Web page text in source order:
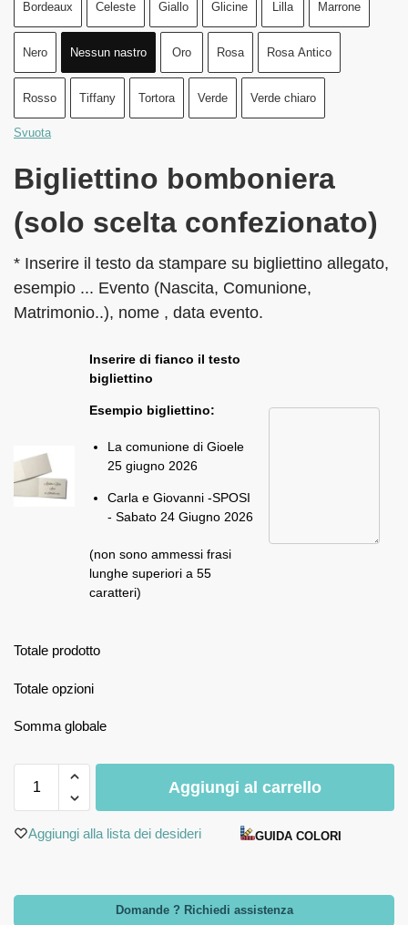
Bordeaux Celeste Giallo Glicine Lilla Marrone
Nero Nessun nastro Oro Rosa Rosa Antico
Rosso Tiffany Tortora Verde Verde chiaro
Svuota
Bigliettino bomboniera
(solo scelta confezionato)
* Inserire il testo da stampare su bigliettino allegato,
esempio ... Evento (Nascita, Comunione,
Matrimonio..), nome , data evento.
Inserire di fianco il testo
bigliettino
Esempio bigliettino:
La comunione di Gioele
25 giugno 2026
Carla e Giovanni -SPOSI
- Sabato 24 Giugno 2026
(non sono ammessi frasi
lunghe superiori a 55
caratteri)
Totale prodotto
Totale opzioni
Somma globale
Aggiungi al carrello
Aggiungi alla lista dei desideri GUIDA COLORI
Domande ? Richiedi assistenza